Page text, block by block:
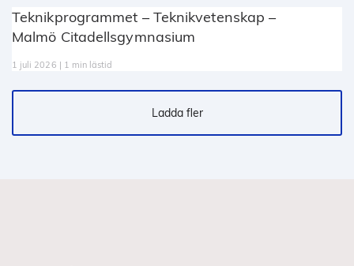
Teknikprogrammet – Teknikvetenskap –
Malmö Citadellsgymnasium
1 juli 2026 | 1 min lästid
Ladda fler